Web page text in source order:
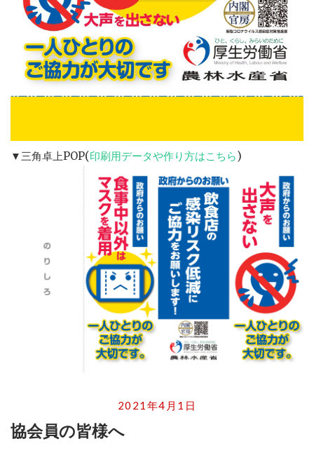
▼三角卓上POP(印刷用データや作り方はこちら)
2021年4月1日
協会員の皆様へ